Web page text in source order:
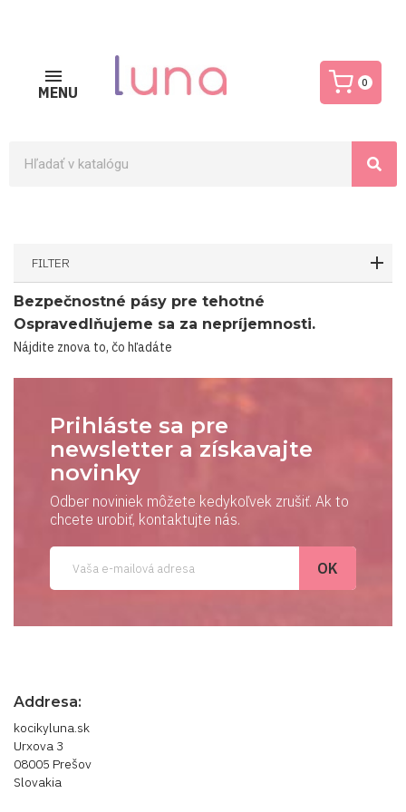
MENU
0
FILTER
Bezpečnostné pásy pre tehotné
Ospravedlňujeme sa za nepríjemnosti.
Nájdite znova to, čo hľadáte
Prihláste sa pre
newsletter a získavajte
novinky
Odber noviniek môžete kedykoľvek zrušiť. Ak to
chcete urobiť, kontaktujte nás.
Addresa:
kocikyluna.sk
Urxova 3
08005 Prešov
Slovakia